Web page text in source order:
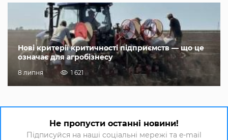
Нові критерії критичності підприємств — що це
означає для агробізнесу
8 липня 1 621
Не пропусти останні новини!
Підписуйся на наші соціальні мережі та e-mail